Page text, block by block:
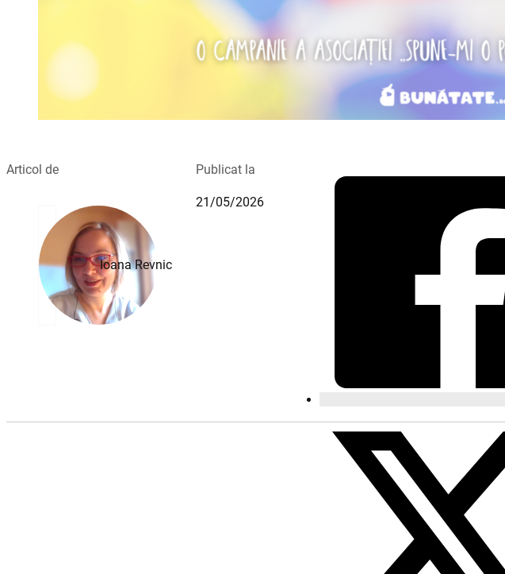
Articol de
Ioana Revnic
Publicat la
21/05/2026